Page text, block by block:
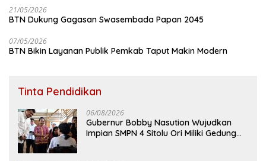
21/05/2026
BTN Dukung Gagasan Swasembada Papan 2045
07/05/2026
BTN Bikin Layanan Publik Pemkab Taput Makin Modern
Tinta Pendidikan
06/08/2026
Gubernur Bobby Nasution Wujudkan
Impian SMPN 4 Sitolu Ori Miliki Gedung